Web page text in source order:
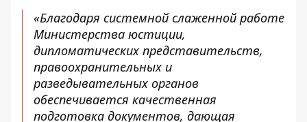
«Благодаря системной слаженной работе
Министерства юстиции,
дипломатических представительств,
правоохранительных и
разведывательных органов
обеспечивается качественная
подготовка документов, дающая